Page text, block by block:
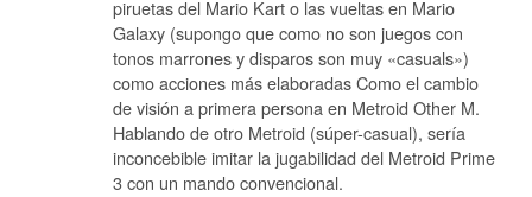
piruetas del Mario Kart o las vueltas en Mario
Galaxy (supongo que como no son juegos con
tonos marrones y disparos son muy «casuals»)
como acciones más elaboradas Como el cambio
de visión a primera persona en Metroid Other M.
Hablando de otro Metroid (súper-casual), sería
inconcebible imitar la jugabilidad del Metroid Prime
3 con un mando convencional.